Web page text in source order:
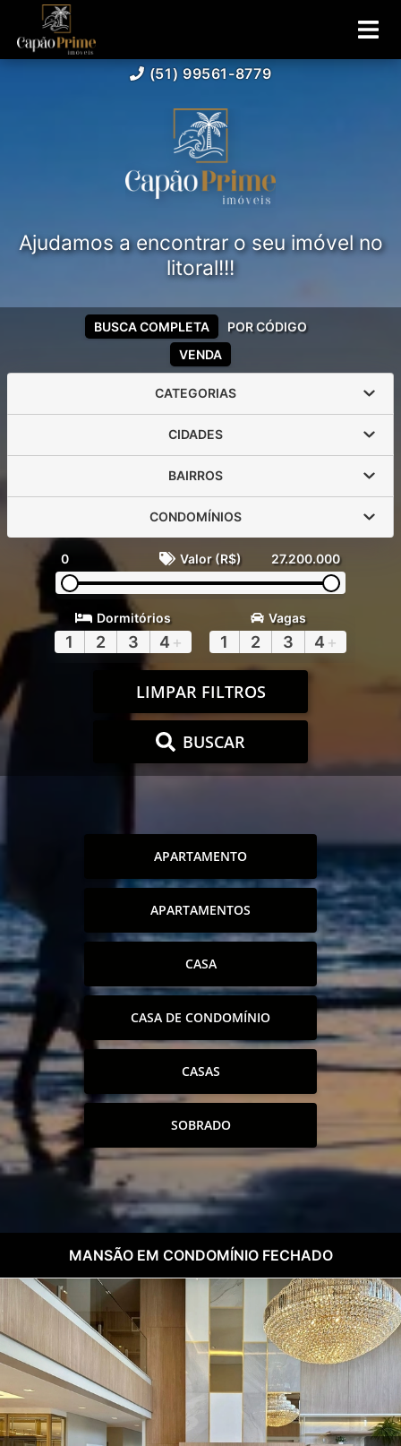
(51) 99561-8779
Ajudamos a encontrar o seu imóvel no
litoral!!!
VENDA
BUSCA COMPLETA POR CÓDIGO
CATEGORIAS
CIDADES
BAIRROS
CONDOMÍNIOS
0 Valor (R$) 27.200.000
Dormitórios
1 2 3 4 +
Vagas
1 2 3 4 +
LIMPAR FILTROS
BUSCAR
APARTAMENTO
APARTAMENTOS
CASA
CASA DE CONDOMÍNIO
CASAS
SOBRADO
MANSÃO EM CONDOMÍNIO FECHADO